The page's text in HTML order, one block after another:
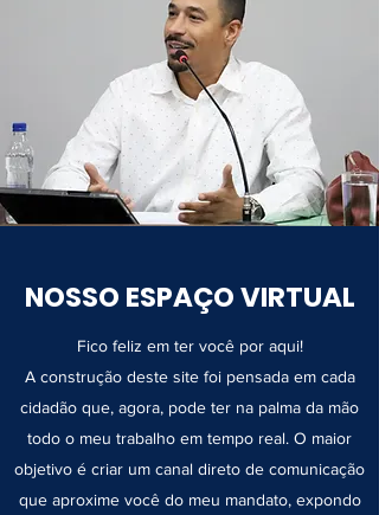
servidores ou outros profissionais
NOSSO ESPAÇO VIRTUAL
Fico feliz em ter você por aqui!
A construção deste site foi pensada em cada
cidadão que, agora, pode ter na palma da mão
todo o meu trabalho em tempo real. O maior
objetivo é criar um canal direto de comunicação
que aproxime você do meu mandato, expondo